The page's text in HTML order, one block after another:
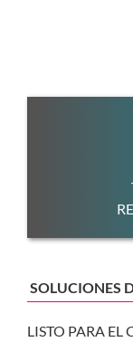
SOLUCIONES
LISTO PARA